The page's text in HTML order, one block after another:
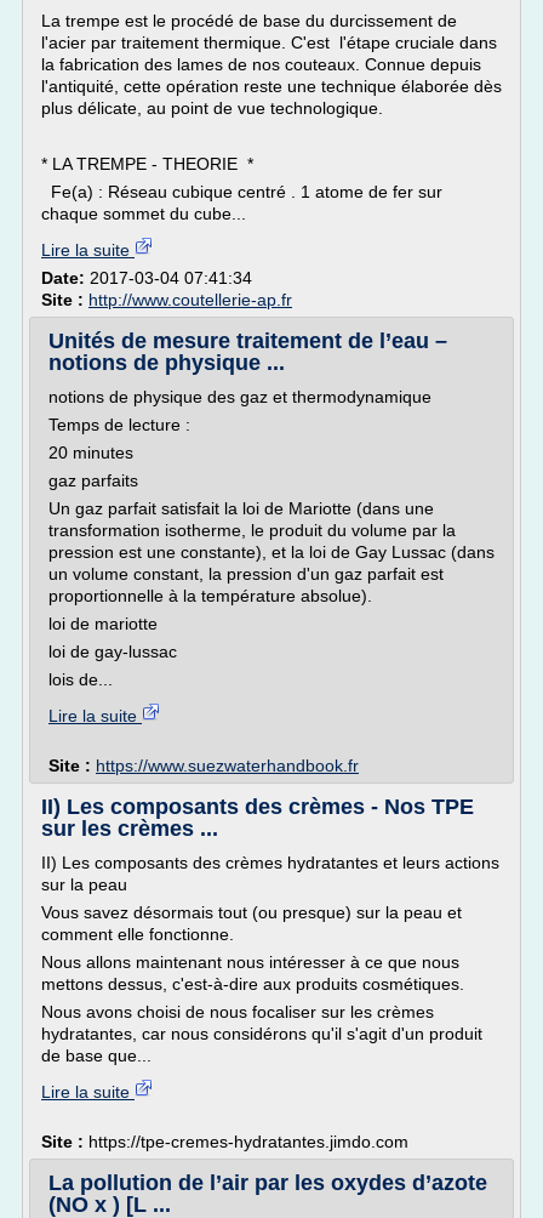
La trempe est le procédé de base du durcissement de
l'acier par traitement thermique. C'est l'étape cruciale dans
la fabrication des lames de nos couteaux. Connue depuis
l'antiquité, cette opération reste une technique élaborée dès
plus délicate, au point de vue technologique.
* LA TREMPE - THEORIE *
Fe(a) : Réseau cubique centré . 1 atome de fer sur
chaque sommet du cube...
Lire la suite
Date: 2017-03-04 07:41:34
Site : http://www.coutellerie-ap.fr
Unités de mesure traitement de l’eau –
notions de physique ...
notions de physique des gaz et thermodynamique
Temps de lecture :
20 minutes
gaz parfaits
Un gaz parfait satisfait la loi de Mariotte (dans une
transformation isotherme, le produit du volume par la
pression est une constante), et la loi de Gay Lussac (dans
un volume constant, la pression d'un gaz parfait est
proportionnelle à la température absolue).
loi de mariotte
loi de gay-lussac
lois de...
Lire la suite
Site : https://www.suezwaterhandbook.fr
II) Les composants des crèmes - Nos TPE
sur les crèmes ...
II) Les composants des crèmes hydratantes et leurs actions
sur la peau
Vous savez désormais tout (ou presque) sur la peau et
comment elle fonctionne.
Nous allons maintenant nous intéresser à ce que nous
mettons dessus, c'est-à-dire aux produits cosmétiques.
Nous avons choisi de nous focaliser sur les crèmes
hydratantes, car nous considérons qu'il s'agit d'un produit
de base que...
Lire la suite
Site : https://tpe-cremes-hydratantes.jimdo.com
La pollution de l’air par les oxydes d’azote
(NO x ) [L ...